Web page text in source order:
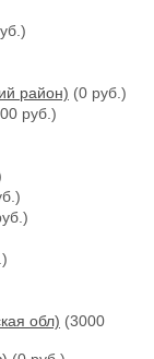
район) (0 руб.)
руб.)
обл) (3000